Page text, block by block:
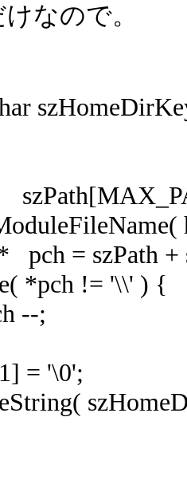
なので。
= szPath +
!= '\\' ) {
;
= '\0';